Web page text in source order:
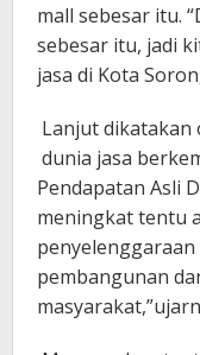
mall sebesar itu.
sebesar itu, jadi
jasa di Kota
Lanjut dikatakan
dunia jasa
Pendapatan Asli
meningkat tentu
pembangunan